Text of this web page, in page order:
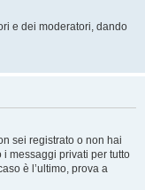
e dei moderatori, dando
sei registrato o non hai
i messaggi privati per tutto
è l’ultimo, prova a